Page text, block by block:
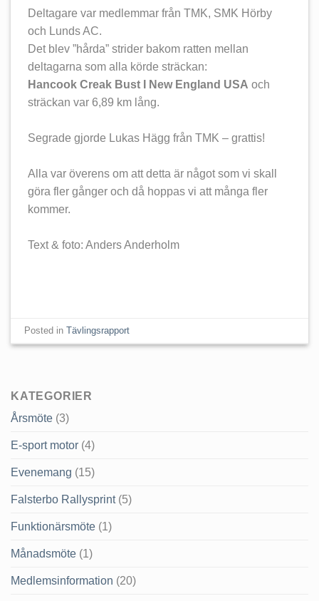
Deltagare var medlemmar från TMK, SMK Hörby
och Lunds AC.
Det blev ”hårda” strider bakom ratten mellan
deltagarna som alla körde sträckan:
Hancook Creak Bust I New England USA och
sträckan var 6,89 km lång.
Segrade gjorde Lukas Hägg från TMK – grattis!
Alla var överens om att detta är något som vi skall
göra fler gånger och då hoppas vi att många fler
kommer.
Text & foto: Anders Anderholm
Posted inTävlingsrapport
KATEGORIER
Årsmöte (3)
E-sport motor (4)
Evenemang (15)
Falsterbo Rallysprint(5)
Funktionärsmöte (1)
Månadsmöte (1)
Medlemsinformation (20)